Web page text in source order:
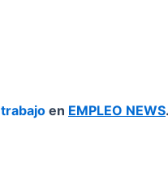
trabajo en EMPLEO NEWS.